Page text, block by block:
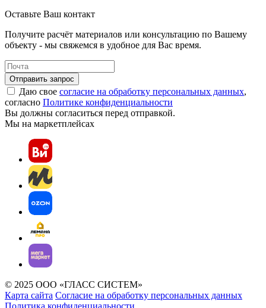
Оставьте Ваш контакт
Получите расчёт материалов или консультацию по Вашему
объекту - мы свяжемся в удобное для Вас время.
Отправить запрос
Даю свое согласие на обработку персональных данных,
согласно Политике конфиденциальности
Вы должны согласиться перед отправкой.
Мы на маркетплейсах
© 2025 ООО «ГЛАСС СИСТЕМ»
Карта сайта Согласие на обработку персональных данных